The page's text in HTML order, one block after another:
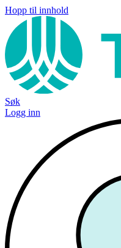
Hopp til innhold
Søk
Logg inn